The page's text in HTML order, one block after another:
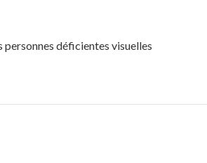
déficientes visuelles